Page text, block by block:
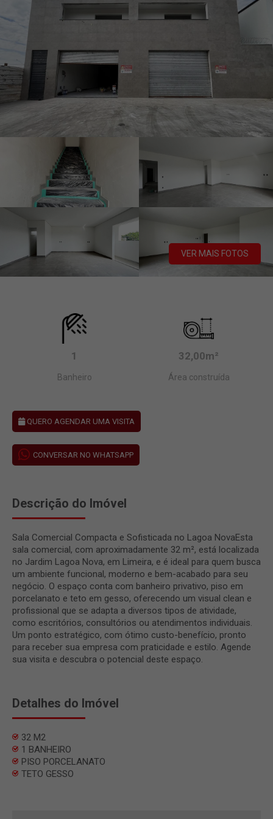
VER MAIS FOTOS
1
Banheiro
32,00m²
Área construída
QUERO AGENDAR UMA VISITA
CONVERSAR NO WHATSAPP
Descrição do Imóvel
Sala Comercial Compacta e Sofisticada no Lagoa NovaEsta
sala comercial, com aproximadamente 32 m², está localizada
no Jardim Lagoa Nova, em Limeira, e é ideal para quem busca
um ambiente funcional, moderno e bem-acabado para seu
negócio. O espaço conta com banheiro privativo, piso em
porcelanato e teto em gesso, oferecendo um visual clean e
profissional que se adapta a diversos tipos de atividade,
como escritórios, consultórios ou atendimentos individuais.
Um ponto estratégico, com ótimo custo-benefício, pronto
para receber sua empresa com praticidade e estilo. Agende
sua visita e descubra o potencial deste espaço.
Detalhes do Imóvel
32 M2
1 BANHEIRO
PISO PORCELANATO
TETO GESSO